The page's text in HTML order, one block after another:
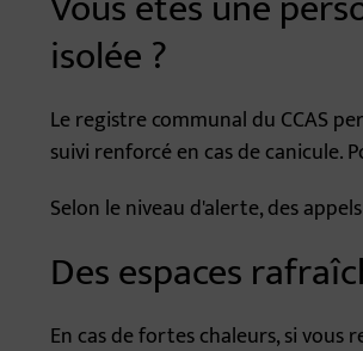
isolée ?
Le registre communal du CCAS
suivi renforcé en cas de canicule.
Selon le niveau d'alerte, des
Des espaces
En cas de fortes chaleurs, si vous